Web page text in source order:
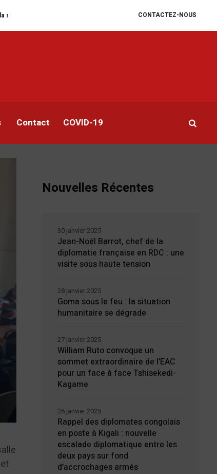
CONTACTEZ-NOUS
se dégrade William Ruto convoque un sommet
Contact COVID-19
Nouvelles Récentes
Jean-Noël Barrot, chef de la
diplomatie française en RDC : une
visite sous haute tension
30 janvier 2025
Goma sous le feu : la situation
humanitaire se dégrade
28 janvier 2025
William Ruto convoque un
sommet extraordinaire de l’EAC
pour un face à face Tshisekedi-
Kagame
27 janvier 2025
Rappel des diplomates congolais
en poste à Kigali : nouvelle
escalade diplomatique entre les
deux pays sur fond
d’accrochages armés
26 janvier 2025